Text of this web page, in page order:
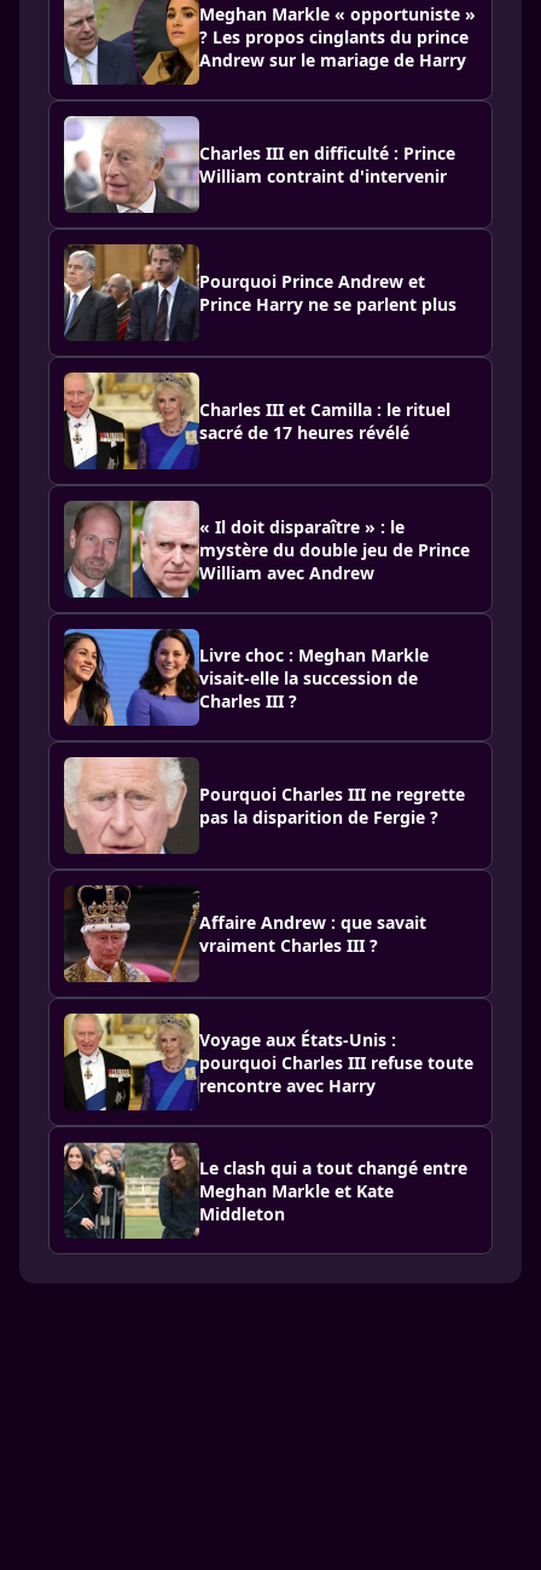
Meghan Markle « opportuniste »
? Les propos cinglants du prince
Andrew sur le mariage de Harry
Charles III en difficulté : Prince
William contraint d'intervenir
Pourquoi Prince Andrew et
Prince Harry ne se parlent plus
Charles III et Camilla : le rituel
sacré de 17 heures révélé
« Il doit disparaître » : le
mystère du double jeu de Prince
William avec Andrew
Livre choc : Meghan Markle
visait-elle la succession de
Charles III ?
Pourquoi Charles III ne regrette
pas la disparition de Fergie ?
Affaire Andrew : que savait
vraiment Charles III ?
Voyage aux États-Unis :
pourquoi Charles III refuse toute
rencontre avec Harry
Le clash qui a tout changé entre
Meghan Markle et Kate
Middleton